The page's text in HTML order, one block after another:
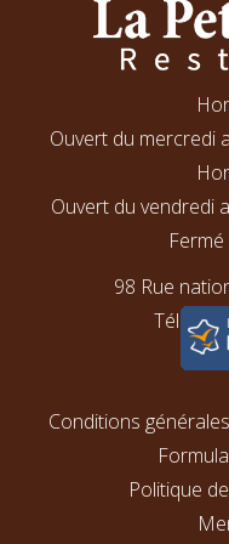
Ouvert du mercredi
Ouvert du vendredi
98 Rue
Conditions
Politique